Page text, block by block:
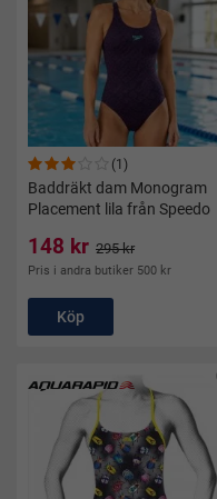
(1)
Baddräkt dam Monogram
Placement lila från Speedo
148 kr 295 kr
Pris i andra butiker 500 kr
Köp